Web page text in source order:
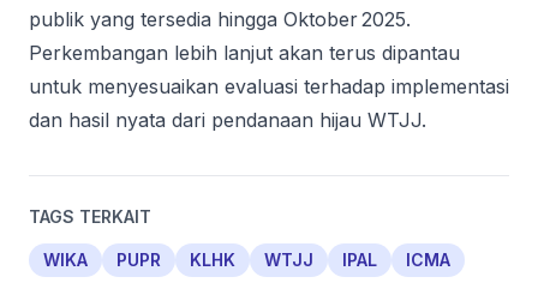
publik yang tersedia hingga Oktober 2025.
Perkembangan lebih lanjut akan terus dipantau
untuk menyesuaikan evaluasi terhadap implementasi
dan hasil nyata dari pendanaan hijau WTJJ.
TAGS TERKAIT
WIKA PUPR KLHK WTJJ IPAL ICMA